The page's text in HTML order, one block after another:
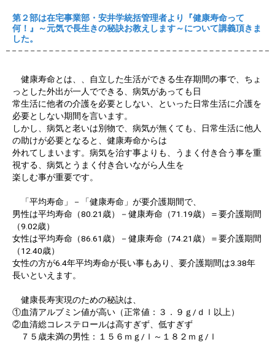
第２部は在宅事業部・安井学統括管理者より『健康寿命って
何！』～元気で長生きの秘訣お教えします～について講義頂きま
した。
健康寿命とは、、自立した生活ができる生存期間の事で、ちょ
っとした外出が一人でできる、病気があっても日
常生活に他者の介護を必要としない、といった日常生活に介護を
必要としない期間を言います。
しかし、病気と老いは別物で、病気が無くても、日常生活に他人
の助けが必要となると、健康寿命からは
外れてしまいます。病気を治す事よりも、うまく付き合う事を重
視する、病気とうまく付き合いながら人生を
楽しむ事が重要です。
「平均寿命」－「健康寿命」が要介護期間で、
男性は平均寿命（80.21歳）－健康寿命（71.19歳）＝要介護期間
（9.02歳）
女性は平均寿命（86.61歳）－健康寿命（74.21歳）＝要介護期間
（12.40歳）
女性の方が6.4年平均寿命が長い事もあり、要介護期間は3.38年
長いといえます。
健康長寿実現のための秘訣は、
①血清アルブミン値が高い（正常値：３．９ｇ/ｄｌ以上）
②血清総コレステロールは高すぎず、低すぎず
７５歳未満の男性：１５６ｍｇ/ｌ～１８２ｍｇ/ｌ